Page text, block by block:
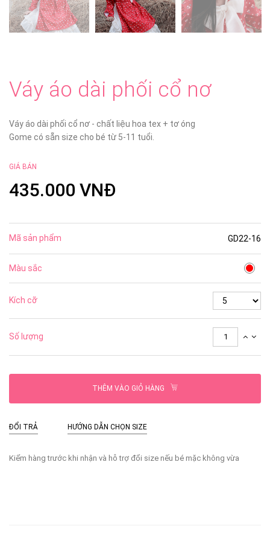
Váy áo dài phối cổ nơ
Váy áo dài phối cổ nơ - chất liệu hoa tex + tơ óng
Gome có sẵn size cho bé từ 5-11 tuổi.
GIÁ BÁN
435.000 VNĐ
Mã sản phẩm GD22-16
Màu sắc
Kích cỡ
Số lượng
THÊM VÀO GIỎ HÀNG
ĐỔI TRẢ HƯỚNG DẪN CHỌN SIZE
Kiểm hàng trước khi nhận và hỗ trợ đổi size nếu bé mặc không vừa